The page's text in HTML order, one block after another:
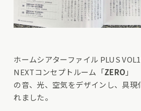
ホームシアターファイル PLUS
NEXTコンセプトルーム「ZERO 」
の音、光、空気をデザインし、具現
れました。